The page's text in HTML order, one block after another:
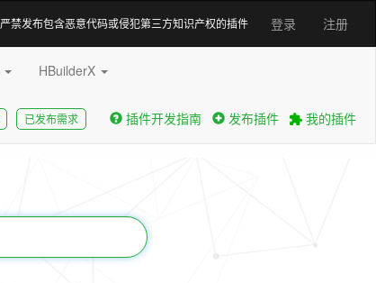
登录 注册
严禁发布包含恶意代码或侵犯第三方知识产权的插件
HBuilderX
已发布需求 插件开发指南 发布插件 我的插件